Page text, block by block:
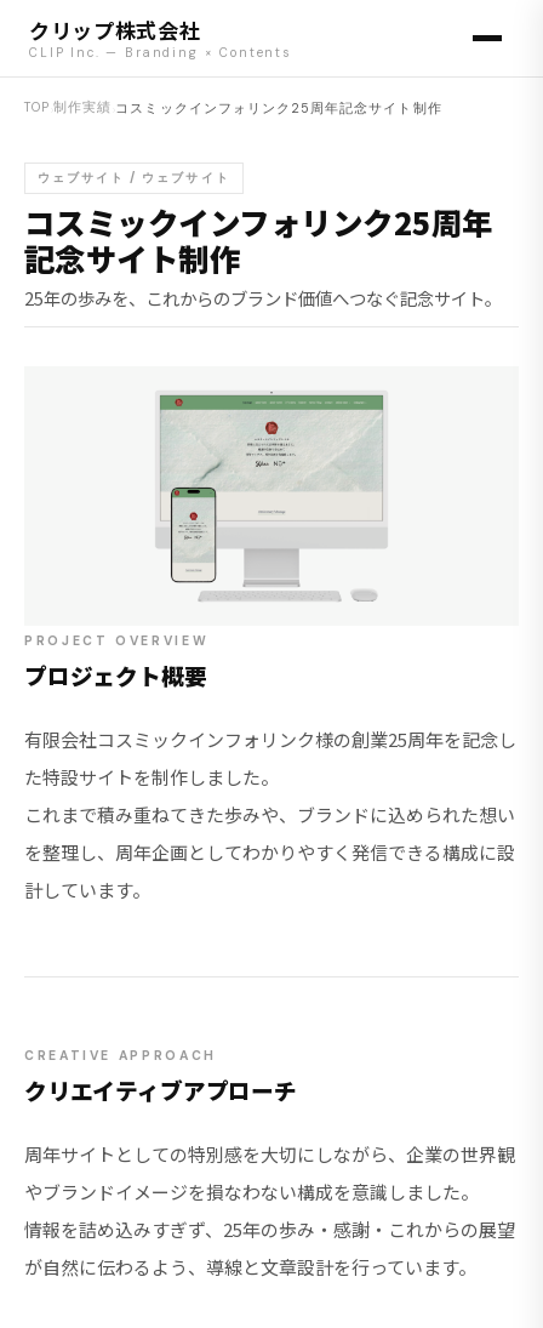
クリップ株式会社
CLIP Inc. — Branding × Contents
TOP ›制作実績 コスミックインフォリンク25周年記念サイト制作
ウェブサイト / ウェブサイト
コスミックインフォリンク25周年
記念サイト制作
25年の歩みを、これからのブランド価値へつなぐ記念サイト。
PROJECT OVERVIEW
プロジェクト概要
有限会社コスミックインフォリンク様の創業25周年を記念し
た特設サイトを制作しました。
これまで積み重ねてきた歩みや、ブランドに込められた想い
を整理し、周年企画としてわかりやすく発信できる構成に設
計しています。
CREATIVE APPROACH
クリエイティブアプローチ
周年サイトとしての特別感を大切にしながら、企業の世界観
やブランドイメージを損なわない構成を意識しました。
情報を詰め込みすぎず、25年の歩み・感謝・これからの展望
が自然に伝わるよう、導線と文章設計を行っています。